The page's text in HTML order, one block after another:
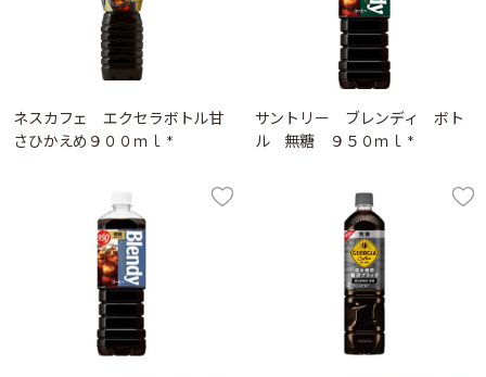
ネスカフェ エクセラボトル甘
さひかえめ９００ｍｌ *
サントリー ブレンディ ボト
ル 無糖 ９５０ｍｌ *